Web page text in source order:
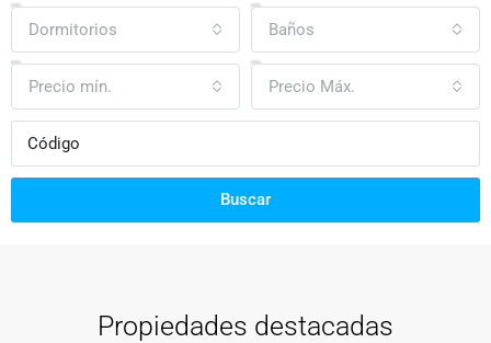
Dormitorios Baños
Precio mín. Precio Máx.
Buscar
Propiedades destacadas